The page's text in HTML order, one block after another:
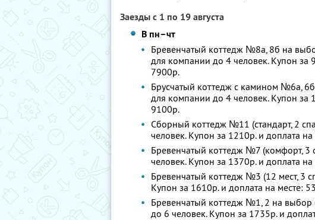
Заезды с 1 по 19 августа
В пн–чт
Бревенчатый коттедж №8а, 8б на
для компании до 4 человек. Купон за
7900р.
Брусчатый коттедж с камином №6а,
для компании до 4 человек. Купон за
9100р.
Сборный коттедж №11 (стандарт, 2
человек. Купон за 1210р. и доплата
Бревенчатый коттедж №7 (комфорт, 3
человек. Купон за 1370р. и доплата
Бревенчатый коттедж №3 (12 мест, 3
Купон за 1610р. и доплата на месте:
Бревенчатый коттедж №1, 2 на выбор
до 6 человек. Купон за 1735р. и